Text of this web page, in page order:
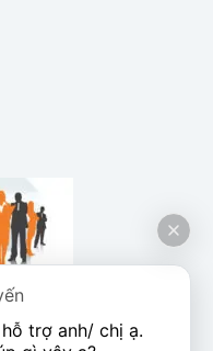
trợ anh/ chị ạ.